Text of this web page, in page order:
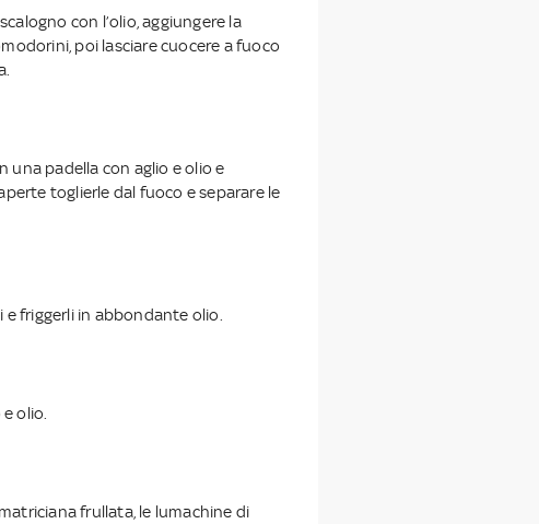
con l’olio, aggiungere la
poi lasciare cuocere a fuoco
una padella con aglio e olio e
toglierle dal fuoco e separare le
e friggerli in abbondante olio.
olio.
frullata, le lumachine di